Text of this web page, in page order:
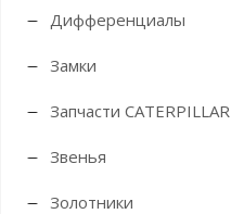
Дифференциалы
Замки
Запчасти CATERPILLAR
Звенья
Золотники